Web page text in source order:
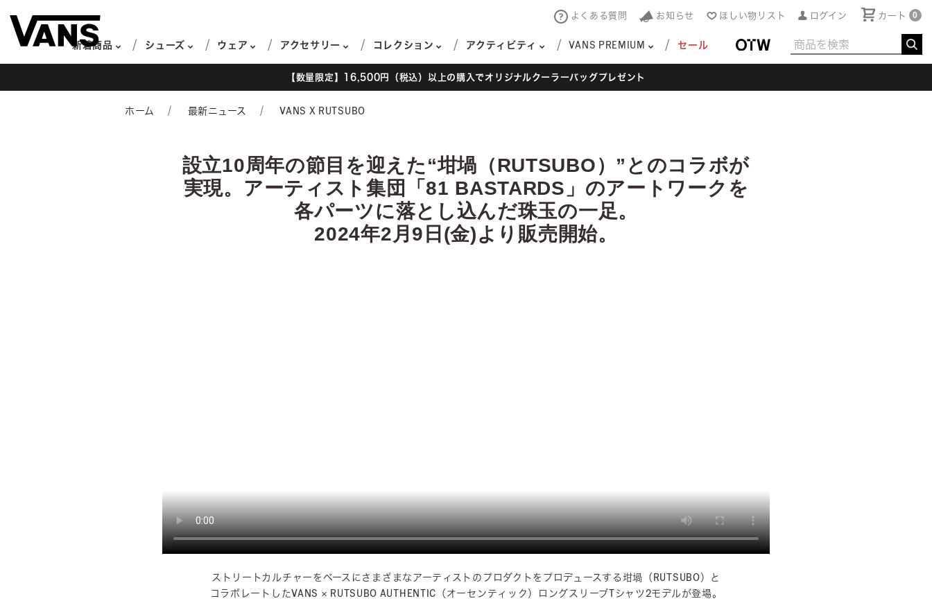
カート 0
よくある質問 お知らせ ほしい物リスト ログイン
新着商品 シューズ ウェア アクセサリー コレクション アクティビティ VANS PREMIUM セール
【数量限定】16,500円（税込）以上の購入でオリジナルクーラーバッグプレゼント
ホーム 最新ニュース VANS X RUTSUBO
設立10周年の節目を迎えた“坩堝（RUTSUBO）”とのコラボが
実現。 アーティスト集団
「81 BASTARDS」のアートワークを
各パーツに落とし込んだ珠玉の一足。
2024年2月9日(金)より販売開始。
ストリートカルチャーをベースにさまざまなアーティストのプロダクトをプロデュースする坩堝（RUTSUBO）と
コラボレートしたVANS × RUTSUBO AUTHENTIC（オーセンティック） ロングスリーブTシャツ2モデルが登場。